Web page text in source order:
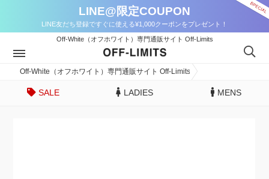
LINE@限定COUPON
LINE友だち登録ですぐに使える¥1,000クーポンをプレゼント！
Off-White（オフホワイト）専門通販サイト Off-Limits
Off-White（オフホワイト）専門通販サイト Off-Limits
SALE LADIES MENS